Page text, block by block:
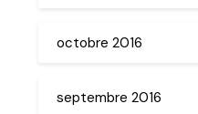
octobre 2016
septembre 2016